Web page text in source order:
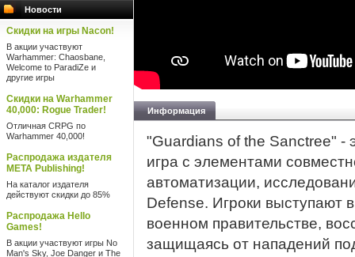
Новости
Скидки на игры Nacon!
В акции участвуют
Warhammer: Chaosbane,
Welcome to ParadiZe и
другие игры
Скидки на Warhammer
40,000: Rogue Trader!
Отличная CRPG по
Warhammer 40,000!
Распродажа издателя
META Publishing!
На каталог издателя
действуют скидки до 85%
Распродажа Hello
Games!
В акции участвуют игры No
Man's Sky, Joe Danger и The
Информация
"Guardians of the Sanctree" -
игра с элементами
автоматизации,
Defense. Игроки выступают
военном правительстве,
защищаясь от нападений